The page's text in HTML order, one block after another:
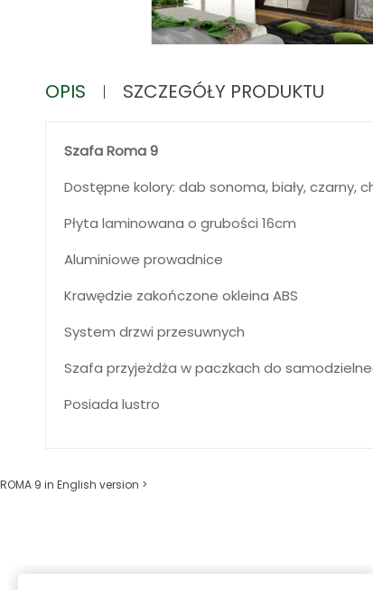
OPIS SZCZEGÓŁY PRODUKTU
Szafa Roma 9
Dostępne kolory: dab sonoma, biały, czarny,
Płyta laminowana o grubości 16cm
Aluminiowe prowadnice
Krawędzie zakończone okleina ABS
System drzwi przesuwnych
Szafa przyjeżdża w paczkach do
Posiada lustro
ROMA 9 in English version >